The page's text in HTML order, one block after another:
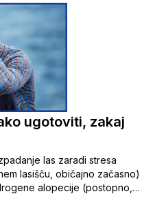
ugotoviti, zakaj
las zaradi stresa
lasišču, običajno začasno)
alopecije (postopno, z